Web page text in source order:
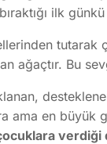
ilk
tutarak
ağaçtır. Bu
ama en büyük